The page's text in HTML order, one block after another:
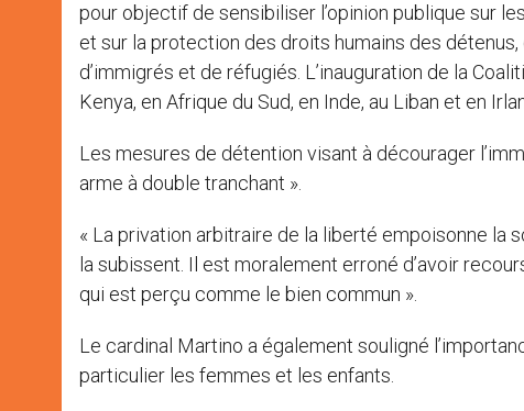
pour objectif de sensibiliser l’opinion publique sur
et sur la protection des droits humains des
d’immigrés et de réfugiés. L’inauguration de la
Kenya, en Afrique du Sud, en Inde, au Liban et en
Les mesures de détention visant à décourager
arme à double tranchant ».
« La privation arbitraire de la liberté empoisonne la
la subissent. Il est moralement erroné d’avoir
qui est perçu comme le bien commun ».
Le cardinal Martino a également souligné
particulier les femmes et les enfants.